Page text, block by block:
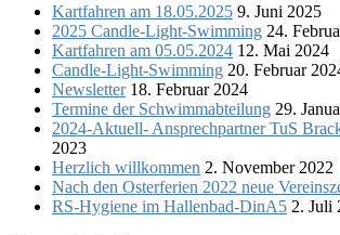
Kartfahren am 18.05.2025 9. Juni 2025
2025 Candle-Light-Swimming 24.
Kartfahren am 05.05.2024 12. Mai 2024
Candle-Light-Swimming 20. Februar
Newsletter18. Februar 2024
Termine der Schwimmabteilung 29.
2024-Aktuell- Ansprechpartner TuS
2023
Herzlich willkommen 2. November 2022
Nach den Osterferien 2022 neue
RS-Hygiene im Hallenbad-DinA5 2. Juli